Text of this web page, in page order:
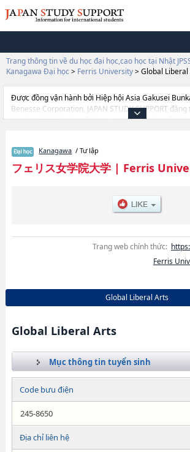
Trang thông tin về du học đại học,cao học tại Nhật
Kanagawa Đại học > Ferris University> Global Liberal
Được đồng vận hành bởi Hiệp hội Asia Gakusei
Benesse Corporation, JAPAN STUDY SUPPORT
khoảng 1.300 trường đại học, cao học, trường đại
thiết dành cho du học sinh, như là về các Ngành
tin về từng ngành học, thông tin liên quan đến thi
tuyển sinh, số lượng trúng tuyển, cở sở trang thiết bị,
Kanagawa / Tư lập
フェリス女学院大学| Ferris
Trang web chính thức:
Ferris
Global Liberal Arts
Global Liberal Arts
Mục thông tin tuyển sinh
Code bưu điện
245-8650
Địa chỉ liên hệ